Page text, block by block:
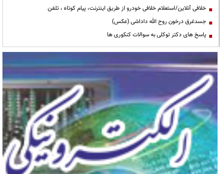
خلافی آنلاین/استعلام خلافی خودرو از طریق اینترنت، پیام کوتاه ، تلفن
جسدغرق درخون روح الله داداشی (عکس)
پاسخ های دکتر توکلی به سوالات کنکوری ها